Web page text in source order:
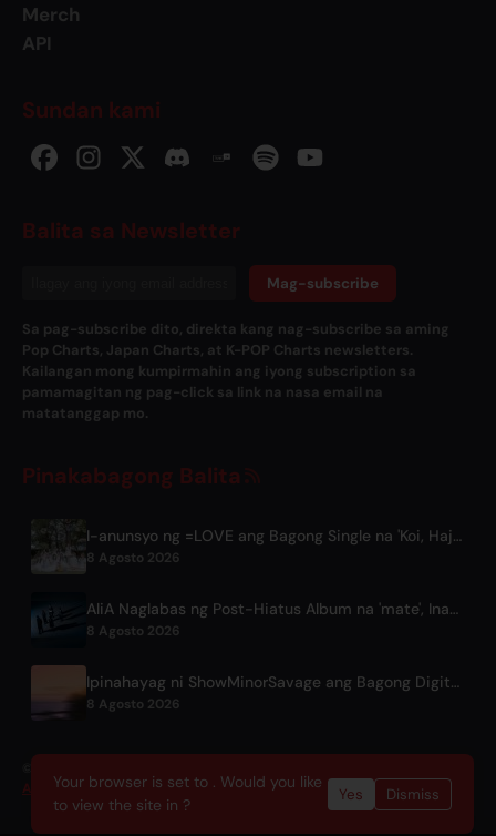
Merch
API
Sundan kami
Balita sa Newsletter
Mag-subscribe
Sa pag-subscribe dito, direkta kang nag-subscribe sa aming
Pop Charts, Japan Charts, at K-POP Charts newsletters.
Kailangan mong kumpirmahin ang iyong subscription sa
pamamagitan ng pag-click sa link na nasa email na
matatanggap mo.
Pinakabagong Balita
I-anunsyo ng =LOVE ang Bagong Single na 'Koi, Hajimemashita.' at mga Konsiyerto sa Tokyo Dome
8 Agosto 2026
AliA Naglabas ng Post-Hiatus Album na 'mate', Inanunsyo ang Tokyo Live
8 Agosto 2026
Ipinahayag ni ShowMinorSavage ang Bagong Digital Single na 'Gradation'
8 Agosto 2026
ACRCloudYour browser is set to . Would you like
to view the site in ?
Yes Dismiss